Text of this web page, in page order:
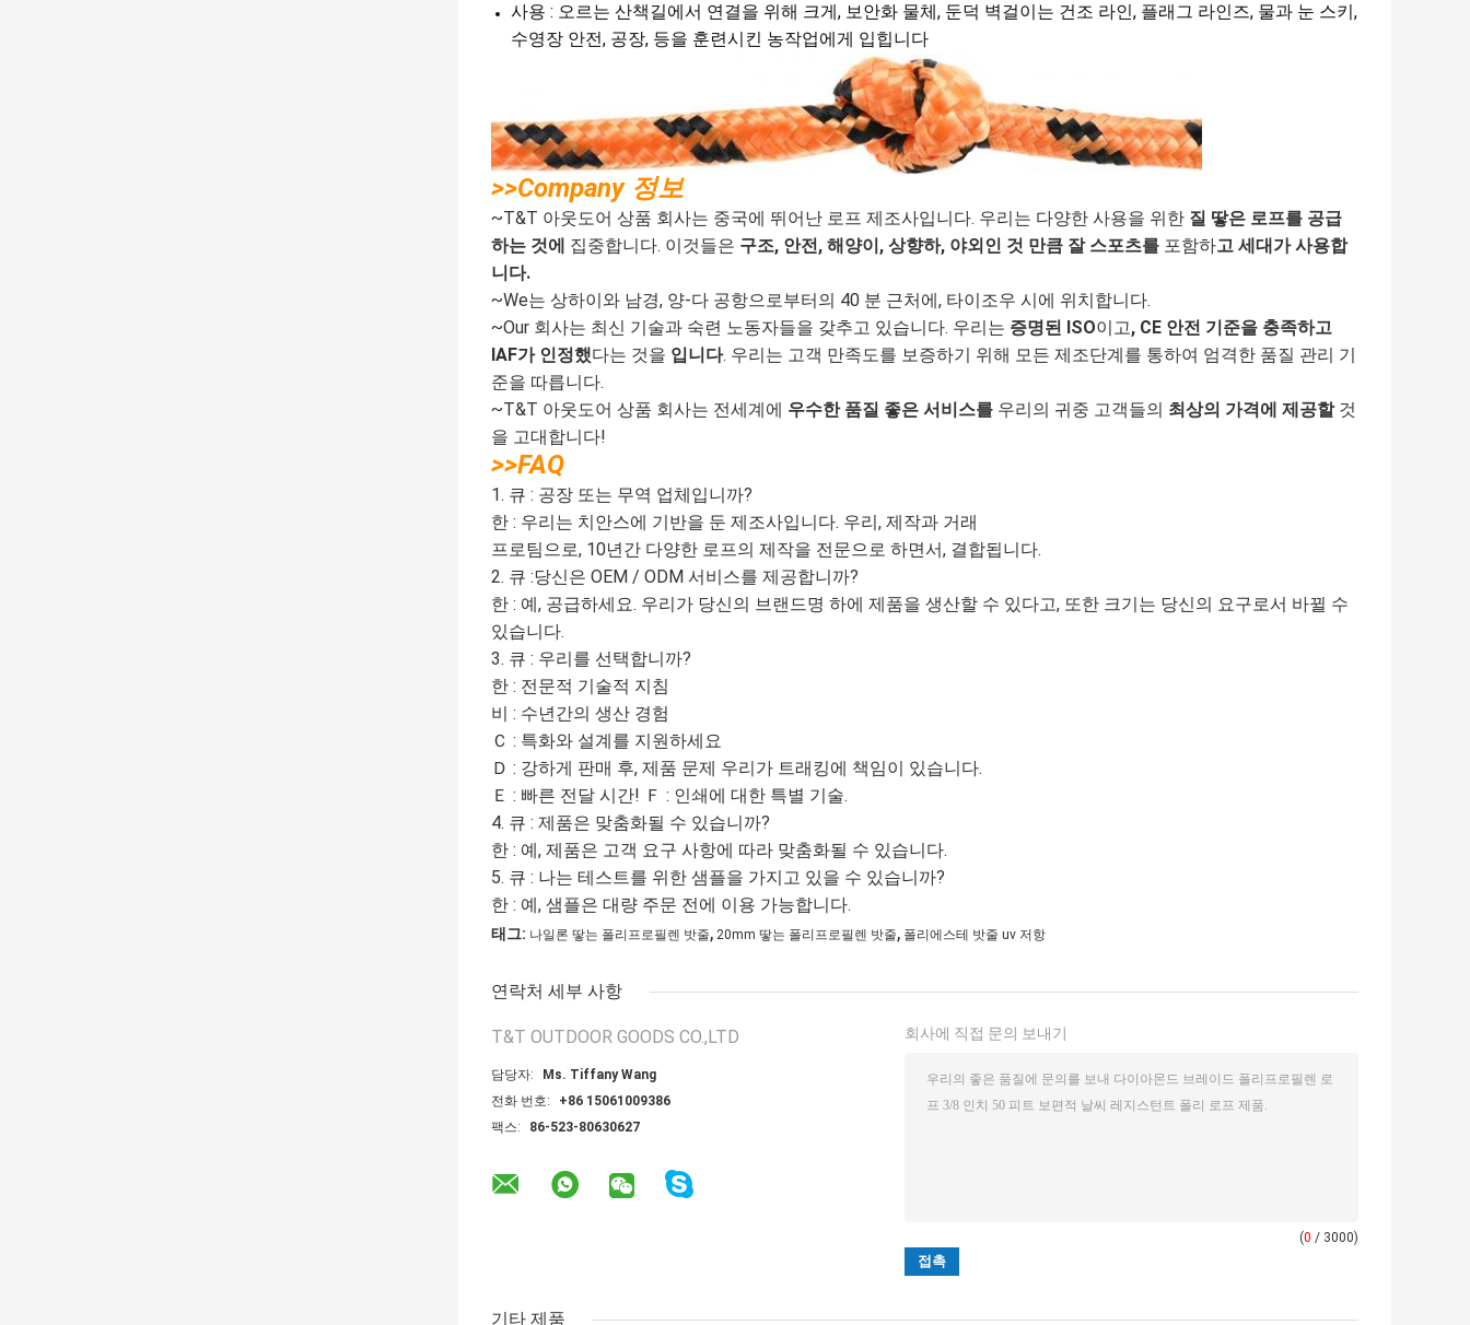
사용 : 오르는 산책길에서 연결을 위해 크게, 보안화 물체, 둔덕 벽걸이는 건조 라인, 플래그 라인즈, 물과 눈 스키,
수영장 안전, 공장, 등을 훈련시킨 농작업에게 입힙니다
>>Company 정보
~T&T 아웃도어 상품 회사는 중국에 뛰어난 로프 제조사입니다. 우리는 다양한 사용을 위한 질 땋은 로프를 공급
하는 것에 집중합니다. 이것들은 구조, 안전, 해양이, 상향하, 야외인 것 만큼 잘 스포츠를 포함하고 세대가 사용합
니다.
~We는 상하이와 남경, 양-다 공항으로부터의 40 분 근처에, 타이조우 시에 위치합니다.
~Our 회사는 최신 기술과 숙련 노동자들을 갖추고 있습니다. 우리는 증명된 ISO이고, CE 안전 기준을 충족하고
IAF가 인정했다는 것을 입니다. 우리는 고객 만족도를 보증하기 위해 모든 제조단계를 통하여 엄격한 품질 관리 기
준을 따릅니다.
~T&T 아웃도어 상품 회사는 전세계에 우수한 품질 좋은 서비스를 우리의 귀중 고객들의 최상의 가격에 제공할것
을 고대합니다!
>>FAQ
1. 큐 : 공장 또는 무역 업체입니까?
한 : 우리는 치안스에 기반을 둔 제조사입니다. 우리, 제작과 거래
프로팀으로, 10년간 다양한 로프의 제작을 전문으로 하면서, 결합됩니다.
2. 큐 :당신은 OEM / ODM 서비스를 제공합니까?
한 : 예, 공급하세요. 우리가 당신의 브랜드명 하에 제품을 생산할 수 있다고, 또한 크기는 당신의 요구로서 바뀔 수
있습니다.
3. 큐 : 우리를 선택합니까?
한 : 전문적 기술적 지침
비 : 수년간의 생산 경험
Ｃ : 특화와 설계를 지원하세요
Ｄ : 강하게 판매 후, 제품 문제 우리가 트래킹에 책임이 있습니다.
Ｅ : 빠른 전달 시간! Ｆ : 인쇄에 대한 특별 기술.
4. 큐 : 제품은 맞춤화될 수 있습니까?
한 : 예, 제품은 고객 요구 사항에 따라 맞춤화될 수 있습니다.
5. 큐 : 나는 테스트를 위한 샘플을 가지고 있을 수 있습니까?
한 : 예, 샘플은 대량 주문 전에 이용 가능합니다.
태그: 나일론 땋는 폴리프로필렌 밧줄, 20mm 땋는 폴리프로필렌 밧줄, 폴리에스테 밧줄 uv 저항
연락처 세부 사항
T&T OUTDOOR GOODS CO.,LTD
담당자:
Ms. Tiffany Wang
전화 번호:
+86 15061009386
팩스:
86-523-80630627
회사에 직접 문의 보내기
(0 / 3000)
기타 제품